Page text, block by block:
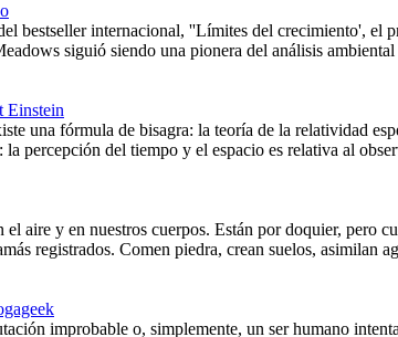
bestseller internacional, ''Límites del crecimiento', el
siguió siendo una pionera del análisis
Einstein
una fórmula de bisagra: la teoría de la relatividad
percepción del tiempo y el espacio es relativa al
aire y en nuestros cuerpos. Están por doquier, pero
registrados. Comen piedra, crean suelos, asimilan
improbable o, simplemente, un ser humano